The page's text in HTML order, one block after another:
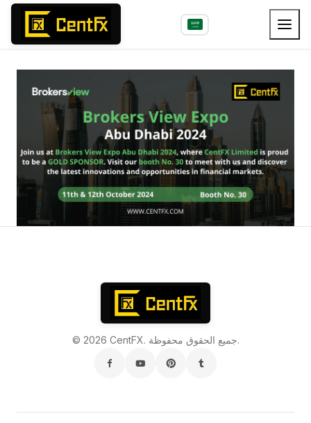
© 2026 CentFX. جميع الحقوق محفوظة.